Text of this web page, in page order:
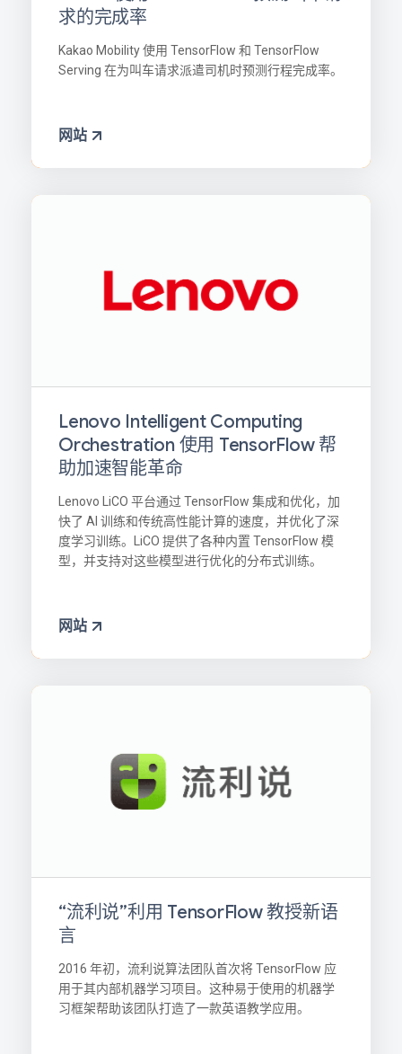
求的完成率
Kakao Mobility 使用 TensorFlow 和 TensorFlow
Serving 在为叫车请求派遣司机时预测行程完成率。
网站
Lenovo Intelligent Computing
Orchestration 使用 TensorFlow 帮
助加速智能革命
Lenovo LiCO 平台通过 TensorFlow 集成和优化，加
快了 AI 训练和传统高性能计算的速度，并优化了深
度学习训练。LiCO 提供了各种内置 TensorFlow 模
型，并支持对这些模型进行优化的分布式训练。
网站
“流利说”利用 TensorFlow 教授新语
言
2016 年初，流利说算法团队首次将 TensorFlow 应
用于其内部机器学习项目。这种易于使用的机器学
习框架帮助该团队打造了一款英语教学应用。